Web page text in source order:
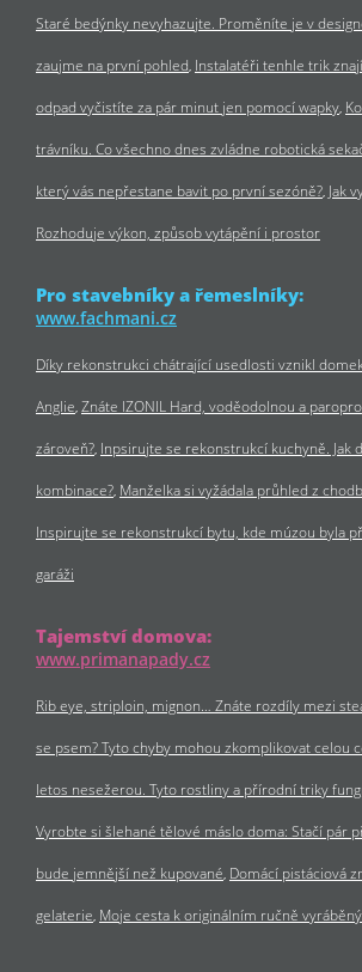
Staré bedýnky nevyhazujte. Proměníte je v
zaujme na první pohled Instalatéři tenhle trik
odpad vyčistíte za pár minut jen pomocí wapky
trávníku. Co všechno dnes zvládne robotická
který vás nepřestane bavit po první sezóně? Jak
Rozhoduje výkon, způsob vytápění i prostor
Pro stavebníky a řemeslníky:
www.fachmani.cz
Díky rekonstrukci chátrající usedlosti vznikl
Anglie Znáte IZONIL Hard, voděodolnou a
zároveň? Inpsirujte se rekonstrukcí kuchyně. Jak
kombinace? Manželka si vyžádala průhled z
Inspirujte se rekonstrukcí bytu, kde múzou byla
garáži
Tajemství domova:
www.primanapady.cz
Rib eye, striploin, mignon… Znáte rozdíly mezi
se psem? Tyto chyby mohou zkomplikovat celou
letos nesežerou. Tyto rostliny a přírodní triky
Vyrobte si šlehané tělové máslo doma: Stačí pár
bude jemnější než kupované Domácí pistáciová
gelaterie Moje cesta k originálním ručně